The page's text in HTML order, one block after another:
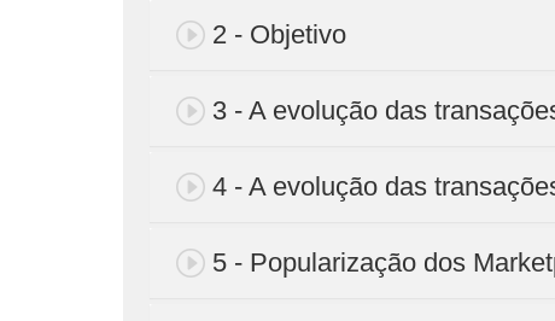
2 - Objetivo
3 - A evolução das
4 - A evolução das
5 - Popularização dos